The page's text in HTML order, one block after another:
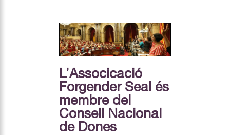
L’Associcació
Forgender Seal és
membre del
Consell Nacional
de Dones